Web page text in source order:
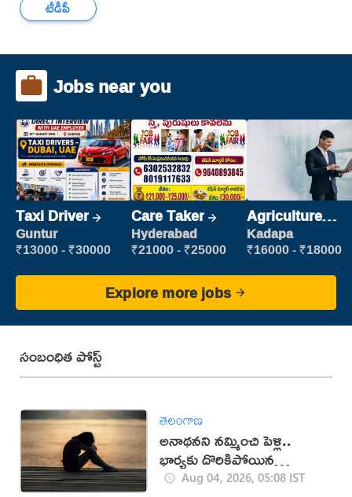
టీడీపీ
Jobs near you
Taxi Driver
Guntur
₹13000 - ₹30000
Care Taker
Hyderabad
₹21000 - ₹25000
Agriculture
Labour
Kadapa
₹16000 - ₹18000
Explore more jobs
సంబంధిత పోస్ట్
తెలంగాణ
అనాథనని నమ్మించి పెళ్లి..
భార్యకు దొరికిపోయిన
మోసగాడు!
Aug 04, 2026, 05:08 IST